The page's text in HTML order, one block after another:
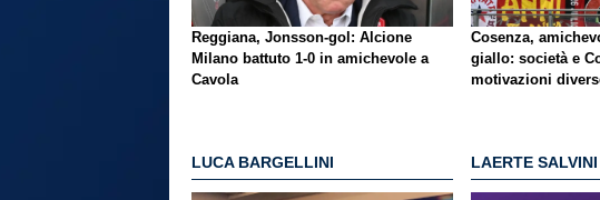
Reggiana, Jonsson-gol: Alcione
Milano battuto 1-0 in amichevole a
Cavola
Cosenza,
giallo: società e
motivazioni
LUCA BARGELLINI LAERTE SALVINI